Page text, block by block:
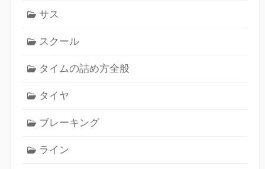
サス
スクール
タイムの詰め方全般
タイヤ
ブレーキング
ライン